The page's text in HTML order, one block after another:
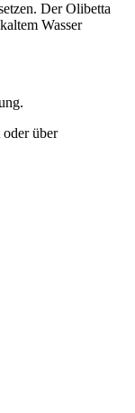
Der Olibetta
Wasser
über